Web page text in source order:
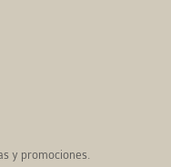
y promociones.